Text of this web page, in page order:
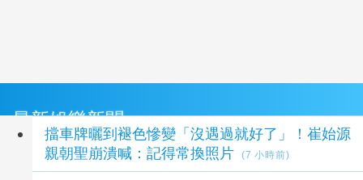
最新娛樂新聞
擋車牌曬到褪色慘變「沒遇過就好了」！崔始源
親朝聖崩潰喊：記得常換照片
(7 小時前)